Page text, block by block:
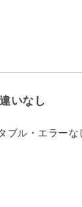
いなし
ブル・エラー